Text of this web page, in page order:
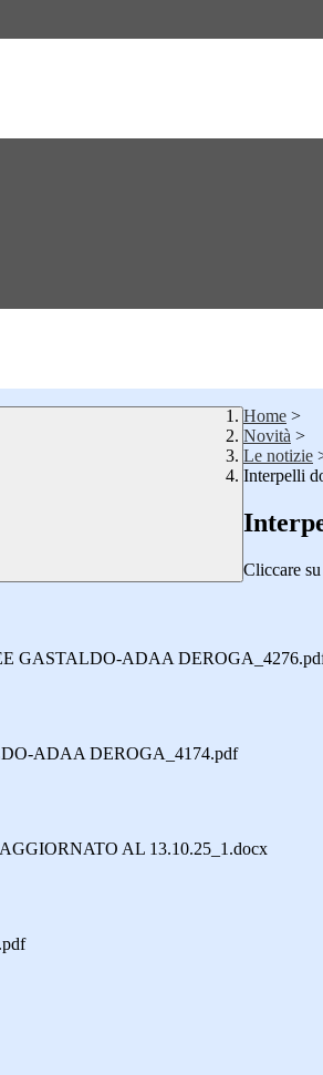
Home >
Novità >
Le notizie
Interpelli
Cliccare
GASTALDO-ADAA
ADAA DEROGA_4174.pdf
AL 13.10.25_1.docx